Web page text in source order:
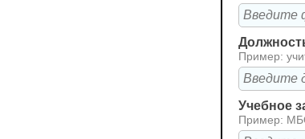
Пример:
Учебное
Пример: